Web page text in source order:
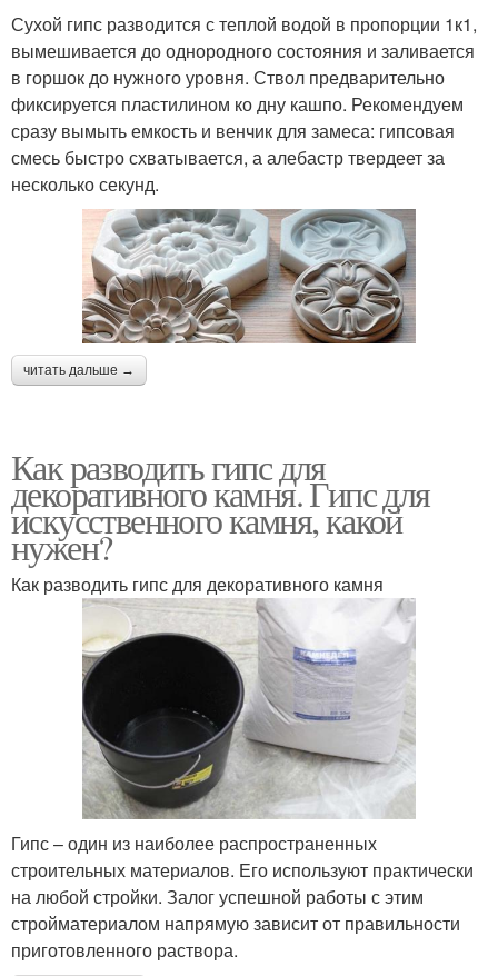
Сухой гипс разводится с теплой водой в пропорции 1к1,
вымешивается до однородного состояния и заливается
в горшок до нужного уровня. Ствол предварительно
фиксируется пластилином ко дну кашпо. Рекомендуем
сразу вымыть емкость и венчик для замеса: гипсовая
смесь быстро схватывается, а алебастр твердеет за
несколько секунд.
читать дальше →
Как разводить гипс для
декоративного камня. Гипс для
искусственного камня, какой
нужен?
Как разводить гипс для декоративного камня
Гипс – один из наиболее распространенных
строительных материалов. Его используют практически
на любой стройки. Залог успешной работы с этим
стройматериалом напрямую зависит от правильности
приготовленного раствора.